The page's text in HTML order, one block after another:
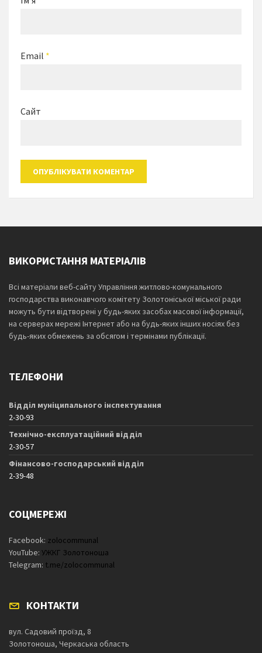
Email *
Сайт
ВИКОРИСТАННЯ МАТЕРІАЛІВ
Всі матеріали веб-сайту Управління житлово-комунального
господарства виконавчого комітету Золотоніської міської ради
можуть бути відтворені у будь-яких засобах масової інформації,
на серверах мережі Інтернет або на будь-яких інших носіях без
будь-яких обмежень за обсягом і термінами публікації.
ТЕЛЕФОНИ
Відділ муніципального інспектування
2-30-93
Технічно-експлуатаційний відділ
2-30-57
Фінансово-господарський відділ
2-39-48
СОЦМЕРЕЖІ
Facebook: zolocommunal
YouTube: УЖКГ Золотоноша
Telegram: t.me/zolocommunal
КОНТАКТИ
вул. Садовий проїзд, 8
Золотоноша, Черкаська область